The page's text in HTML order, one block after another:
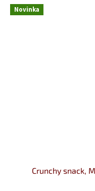
Novinka
Crunchy snack,